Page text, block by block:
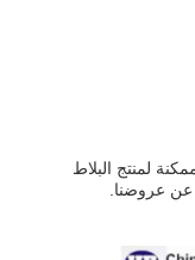
لمنتج البلاط
عن عروضنا.